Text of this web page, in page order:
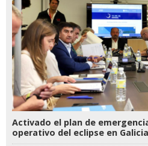
Activado el plan de
operativo del eclipse en Galicia